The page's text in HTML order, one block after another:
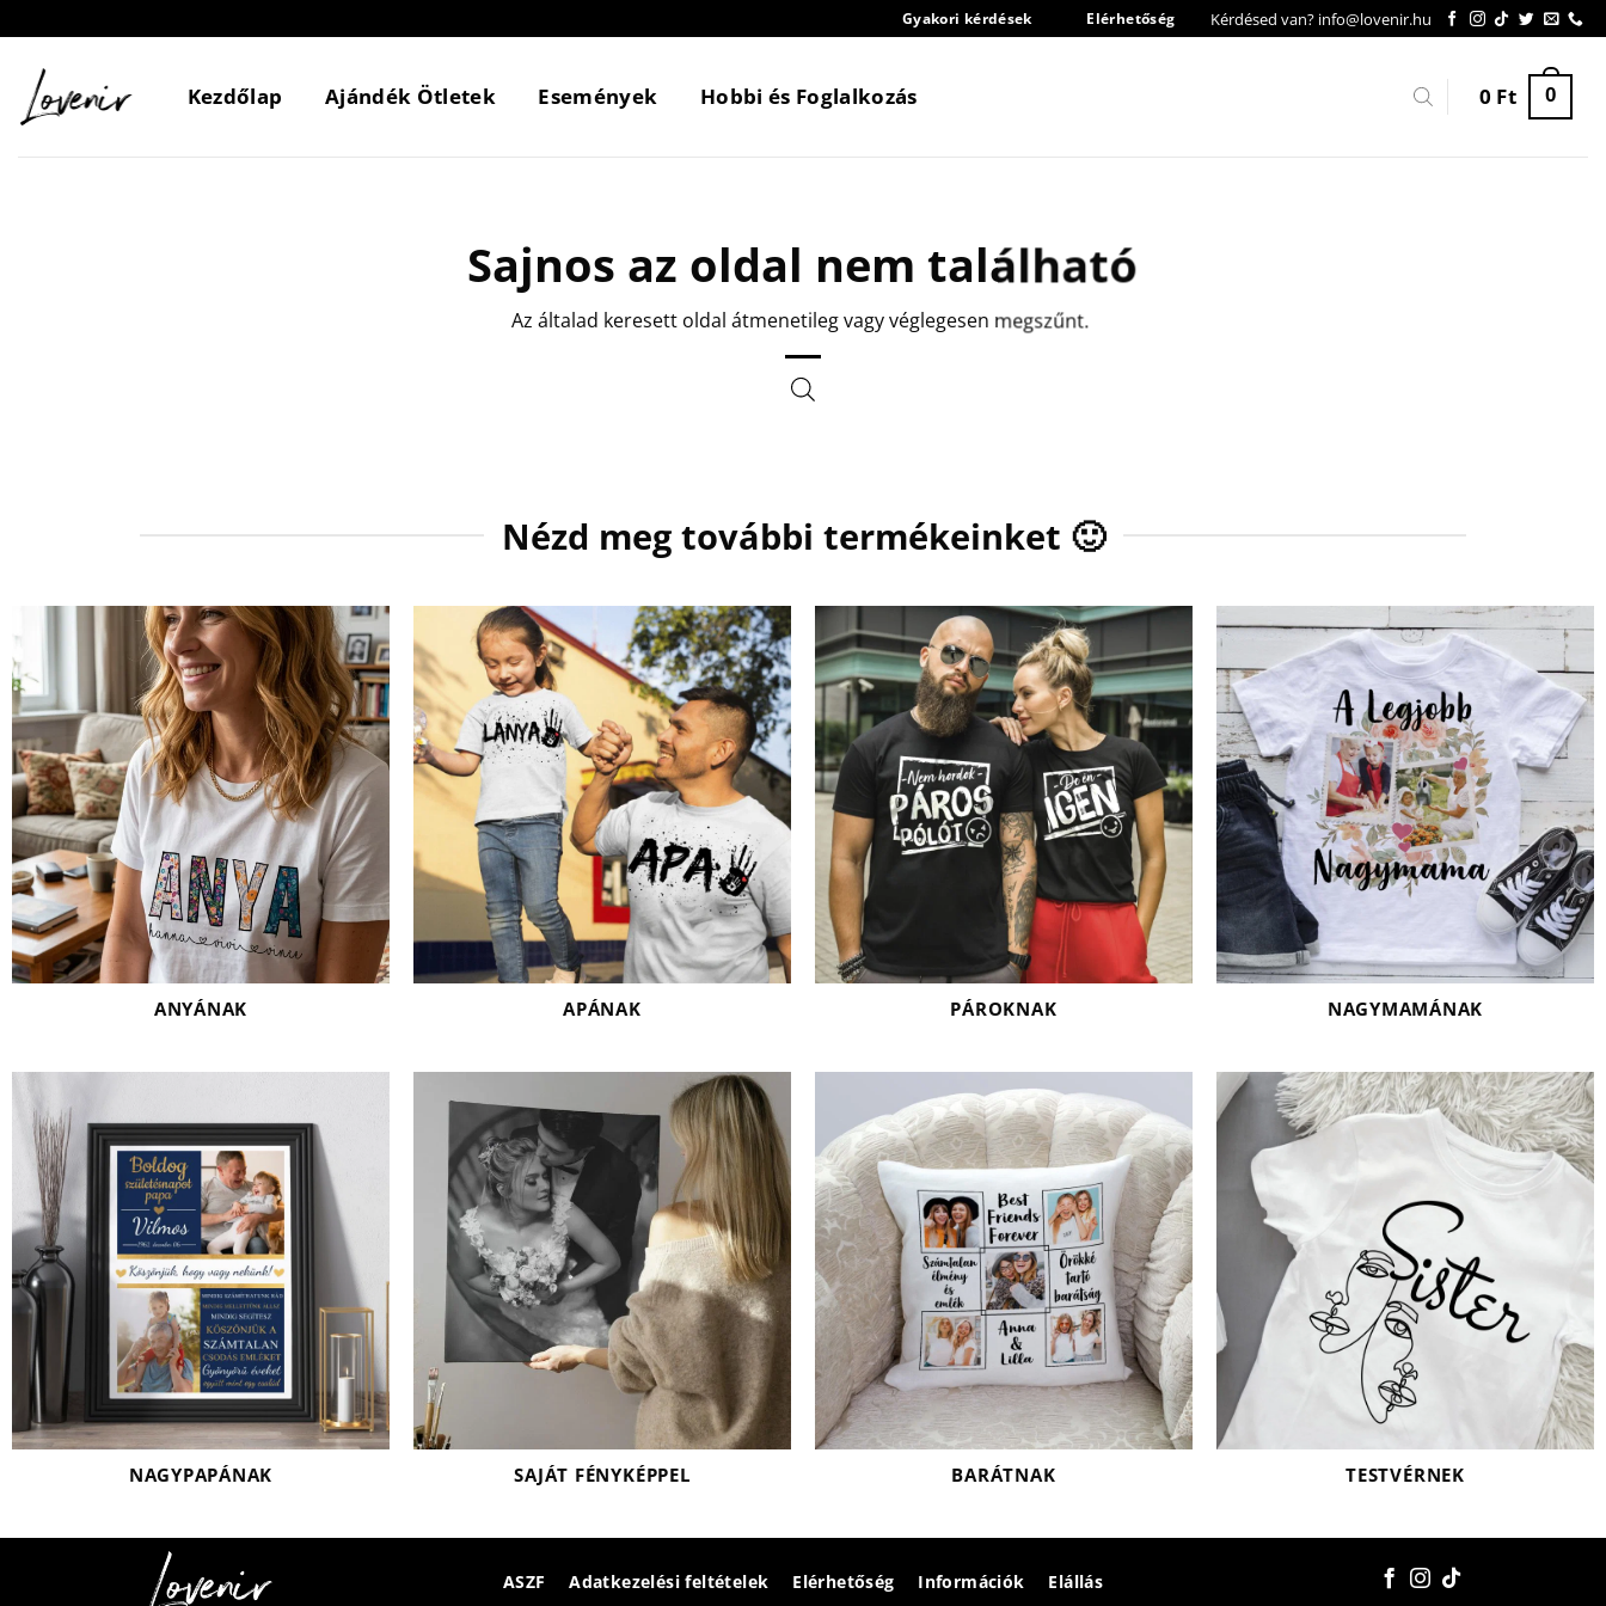
content
Gyakori kérdések Elérhetőség Kérdésed van? info@lovenir.hu
Kezdőlap Ajándék Ötletek Események Hobbi és Foglalkozás 0 Ft 0
Sajnos az oldal nem található
Az általad keresett oldal átmenetileg vagy véglegesen megszűnt.
Nézd meg további termékeinket 🙂
ANYÁNAK APÁNAK PÁROKNAK NAGYMAMÁNAK
NAGYPAPÁNAK SAJÁT FÉNYKÉPPEL BARÁTNAK TESTVÉRNEK
ASZF Adatkezelési feltételek Elérhetőség Információk Elállás